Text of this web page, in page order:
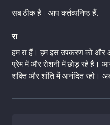
सब ठीक है। आप कर्तव्यनिष्ठ हैं.
रा
हम रा हैं। हम इस उपकरण को और
प्रेम में और रोशनी में छोड़ रहे हैं।
शक्ति और शांति में आनंदित रहो।